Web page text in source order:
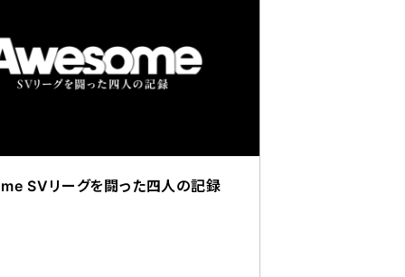
SVリーグを闘った四人の記録